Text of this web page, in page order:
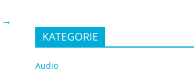
→
KATEGORIE
Audio